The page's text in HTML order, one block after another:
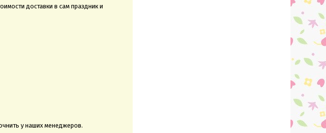
доставки в сам праздник и
у наших менеджеров.